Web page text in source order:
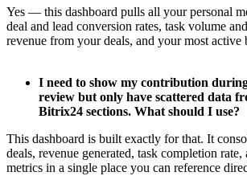
Yes — this dashboard pulls all your personal
deal and lead conversion rates, task volume
revenue from your deals, and your most active
I need to show my contribution
review but only have scattered data
Bitrix24 sections. What should I use?
This dashboard is built exactly for that. It
deals, revenue generated, task completion
metrics in a single place you can reference